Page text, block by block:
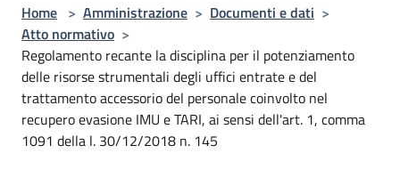
Home > Amministrazione > Documenti e dati >
Atto normativo >
Regolamento recante la disciplina per il potenziamento
delle risorse strumentali degli uffici entrate e del
trattamento accessorio del personale coinvolto nel
recupero evasione IMU e TARI, ai sensi dell'art. 1, comma
1091 della l. 30/12/2018 n. 145